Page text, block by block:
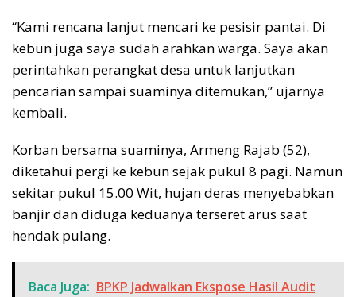
“Kami rencana lanjut mencari ke pesisir pantai. Di
kebun juga saya sudah arahkan warga. Saya akan
perintahkan perangkat desa untuk lanjutkan
pencarian sampai suaminya ditemukan,” ujarnya
kembali.
Korban bersama suaminya, Armeng Rajab (52),
diketahui pergi ke kebun sejak pukul 8 pagi. Namun
sekitar pukul 15.00 Wit, hujan deras menyebabkan
banjir dan diduga keduanya terseret arus saat
hendak pulang.
Baca Juga: BPKP Jadwalkan Ekspose Hasil Audit